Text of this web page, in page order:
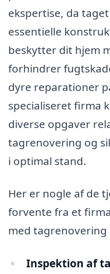
ekspertise, da
essentielle
beskytter dit hjem
forhindrer
dyre reparationer
specialiseret firma
diverse opgaver
tagrenovering og
i optimal stand.
Her er nogle af de
forvente fra et
med tagrenovering
Inspektion af